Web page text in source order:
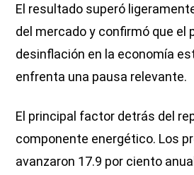
El resultado superó
del mercado y confirmó que el
desinflación en la economía
enfrenta una pausa relevante.
El principal factor detrás del
componente energético. Los
avanzaron 17.9 por ciento